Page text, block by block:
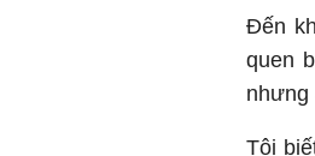
Đến
quen
nhưng
Tôi